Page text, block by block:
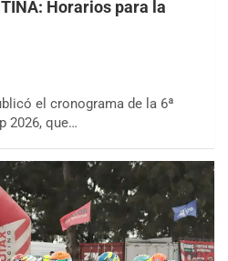
Horarios para la
el cronograma de la 6ª
2026, que…